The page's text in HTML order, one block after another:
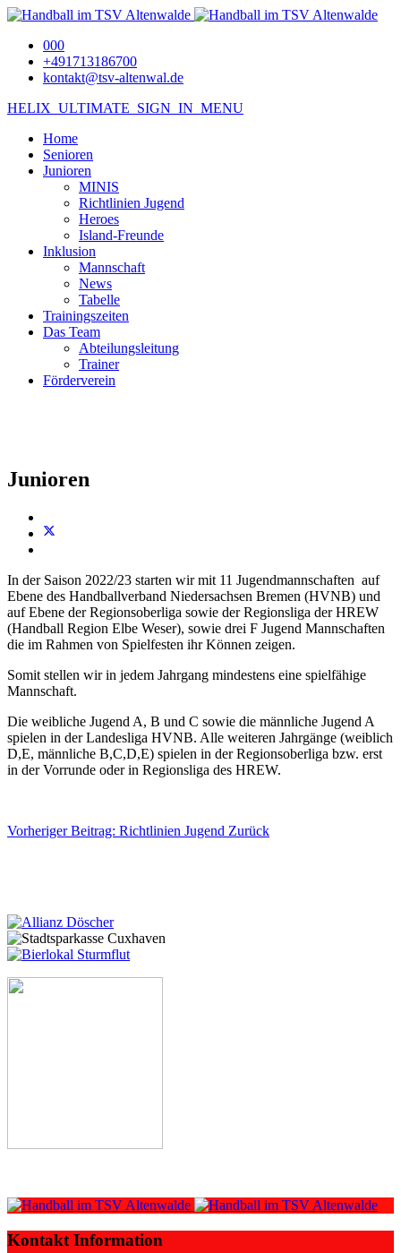
000
+491713186700
kontakt@tsv-altenwal.de
HELIX_ULTIMATE_SIGN_IN_MENU
Home
Senioren
Junioren
MINIS
Richtlinien Jugend
Heroes
Island-Freunde
Inklusion
Mannschaft
News
Tabelle
Trainingszeiten
Das Team
Abteilungsleitung
Trainer
Förderverein
Junioren
In der Saison 2022/23 starten wir mit 11 Jugendmannschaften auf
Ebene des Handballverband Niedersachsen Bremen (HVNB) und
auf Ebene der Regionsoberliga sowie der Regionsliga der HREW
(Handball Region Elbe Weser), sowie drei F Jugend Mannschaften
die im Rahmen von Spielfesten ihr Können zeigen.
Somit stellen wir in jedem Jahrgang mindestens eine spielfähige
Mannschaft.
Die weibliche Jugend A, B und C sowie die männliche Jugend A
spielen in der Landesliga HVNB. Alle weiteren Jahrgänge (weiblich
D,E, männliche B,C,D,E) spielen in der Regionsoberliga bzw. erst
in der Vorrunde oder in Regionsliga des HREW.
Vorheriger Beitrag: Richtlinien Jugend Zurück
Kontakt Information